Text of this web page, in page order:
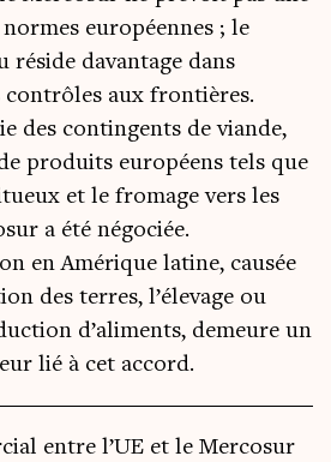
européennes ; le
réside davantage dans
contrôles aux frontières.
des contingents de viande,
produits européens tels que
et le fromage vers les
a été négociée.
en Amérique latine, causée
des terres, l’élevage ou
d’aliments, demeure un
lié à cet accord.
entre l’UE et le Mer­co­sur